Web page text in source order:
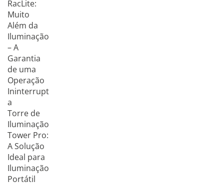
RacLite:
Muito
Além da
Iluminação
– A
Garantia
de uma
Operação
Ininterrupt
a
Torre de
Iluminação
Tower Pro:
A Solução
Ideal para
Iluminação
Portátil